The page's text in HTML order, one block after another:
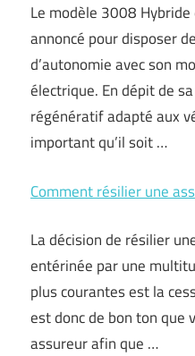
Le modèle 3008
annoncé pour disposer
d’autonomie avec son
électrique. En dépit de
régénératif adapté aux
important qu’il soit …
Comment résilier une
La décision de résilier
entérinée par une
plus courantes est la
est donc de bon ton que
assureur afin que …